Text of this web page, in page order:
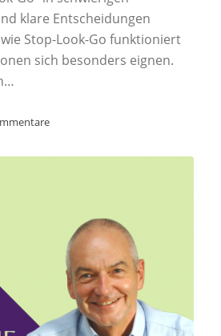
klare Entscheidungen
Stop-Look-Go funktioniert
sich besonders eignen.